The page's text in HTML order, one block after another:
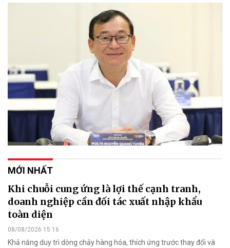
MỚI NHẤT
Khi chuỗi cung ứng là lợi thế cạnh tranh,
doanh nghiệp cần đối tác xuất nhập khẩu
toàn diện
08/08/2026 15:16
Khả năng duy trì dòng chảy hàng hóa, thích ứng trước thay đổi và